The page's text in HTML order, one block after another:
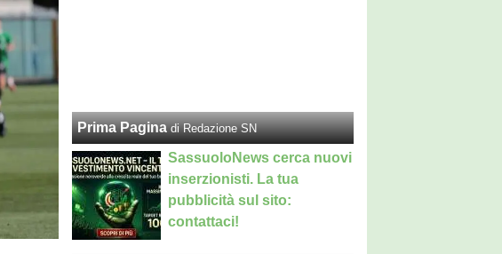
Prima Pagina di Redazione SN
SassuoloNews cerca nuovi
inserzionisti. La tua
pubblicità sul sito:
contattaci!